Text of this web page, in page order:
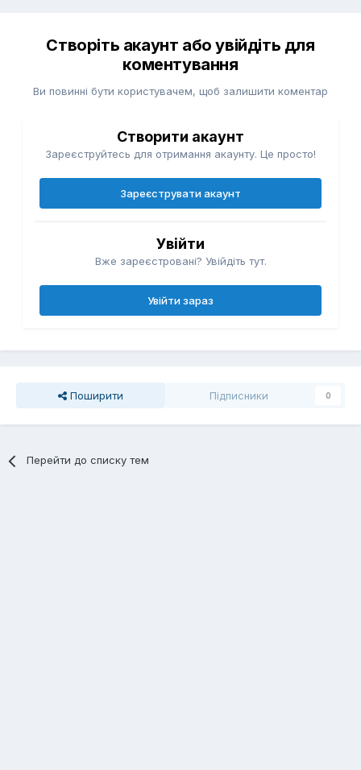
Створіть акаунт або увійдіть для
коментування
Ви повинні бути користувачем, щоб залишити коментар
Створити акаунт
Зареєструйтесь для отримання акаунту. Це просто!
Зареєструвати акаунт
Увійти
Вже зареєстровані? Увійдіть тут.
Увійти зараз
Поширити Підписники 0
Перейти до списку тем